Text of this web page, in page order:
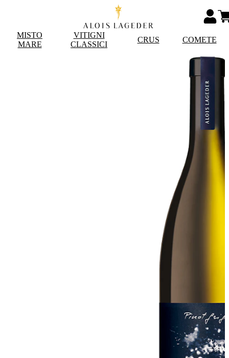
MISTO
MARE
VITIGNI
CLASSICI
CRUS COMETE